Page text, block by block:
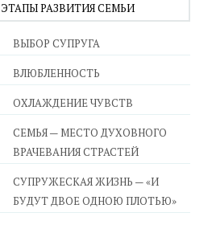
ЭТАПЫ РАЗВИТИЯ СЕМЬИ
ВЫБОР СУПРУГА
ВЛЮБЛЕННОСТЬ
ОХЛАЖДЕНИЕ ЧУВСТВ
СЕМЬЯ — МЕСТО ДУХОВНОГО
ВРАЧЕВАНИЯ СТРАСТЕЙ
СУПРУЖЕСКАЯ ЖИЗНЬ — «И
БУДУТ ДВОЕ ОДНОЮ ПЛОТЬЮ»